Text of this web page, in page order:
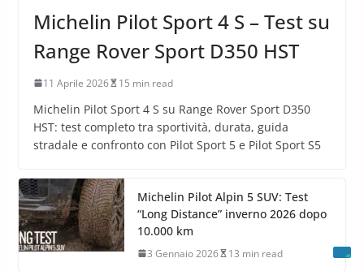
Michelin Pilot Sport 4 S – Test su
Range Rover Sport D350 HST
11 Aprile 2026 15 min read
Michelin Pilot Sport 4 S su Range Rover Sport D350
HST: test completo tra sportività, durata, guida
stradale e confronto con Pilot Sport 5 e Pilot Sport S5
Michelin Pilot Alpin 5 SUV: Test
“Long Distance” inverno 2026 dopo
10.000 km
3 Gennaio 2026 13 min read